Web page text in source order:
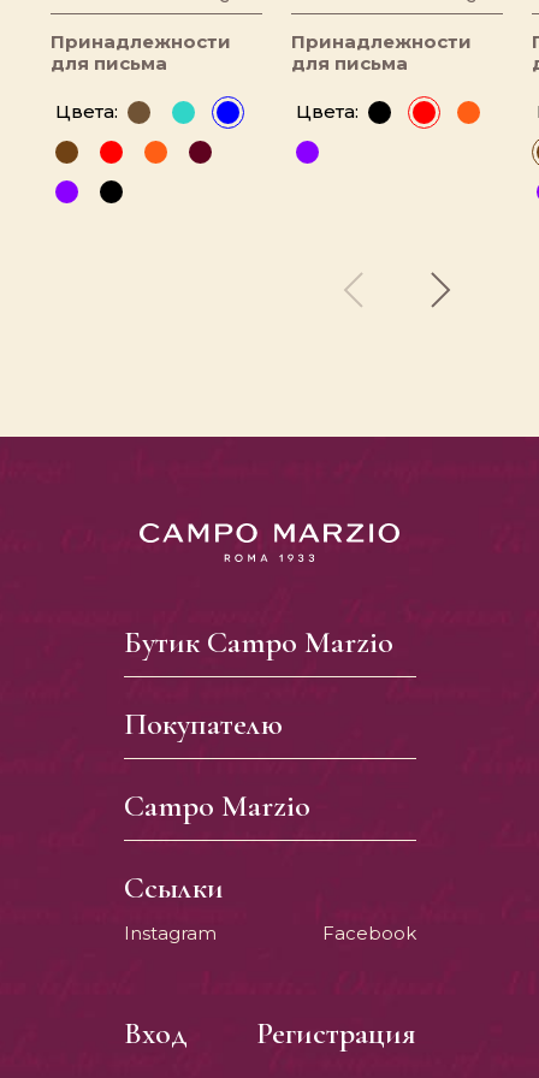
Принадлежности
для письма
Цвета:
Принадлежности
для письма
Цвета:
Бутик Campo Marzio
Покупателю
Campo Marzio
Ссылки
Instagram Facebook
Вход Регистрация